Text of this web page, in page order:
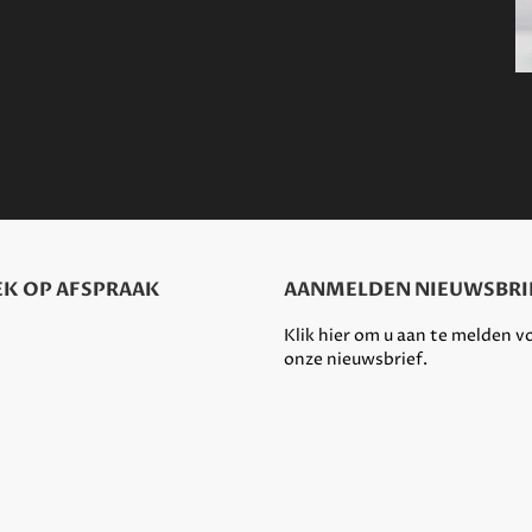
OP AFSPRAAK AANMELDEN
Klik hier om u aan te melden
onze nieuwsbrief.